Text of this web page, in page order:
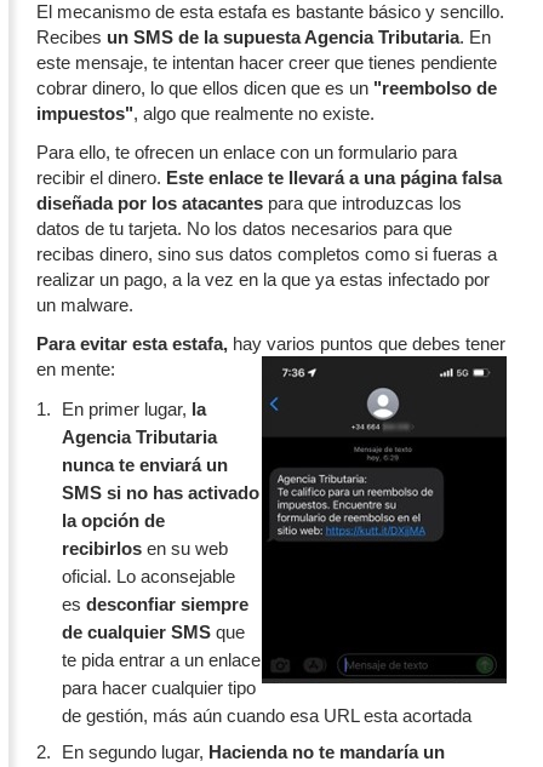
El mecanismo de esta estafa es bastante básico y sencillo.
Recibes un SMS de la supuesta Agencia Tributaria. En
este mensaje, te intentan hacer creer que tienes pendiente
cobrar dinero, lo que ellos dicen que es un "reembolso de
impuestos", algo que realmente no existe.
Para ello, te ofrecen un enlace con un formulario para
recibir el dinero. Este enlace te llevará a una página falsa
diseñada por los atacantes para que introduzcas los
datos de tu tarjeta. No los datos necesarios para que
recibas dinero, sino sus datos completos como si fueras a
realizar un pago, a la vez en la que ya estas infectado por
un malware.
Para evitar esta estafa, hay varios puntos que debes tener
en mente:
En primer lugar, la
Agencia Tributaria
nunca te enviará un
SMS si no has activado
la opción de
recibirlos en su web
oficial. Lo aconsejable
es desconfiar siempre
de cualquier SMS que
te pida entrar a un enlace
para hacer cualquier tipo
de gestión, más aún cuando esa URL esta acortada
En segundo lugar, Hacienda no te mandaría un